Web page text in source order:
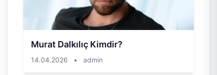
Murat Dalkılıç Kimdir?
14.04.2026 • admin